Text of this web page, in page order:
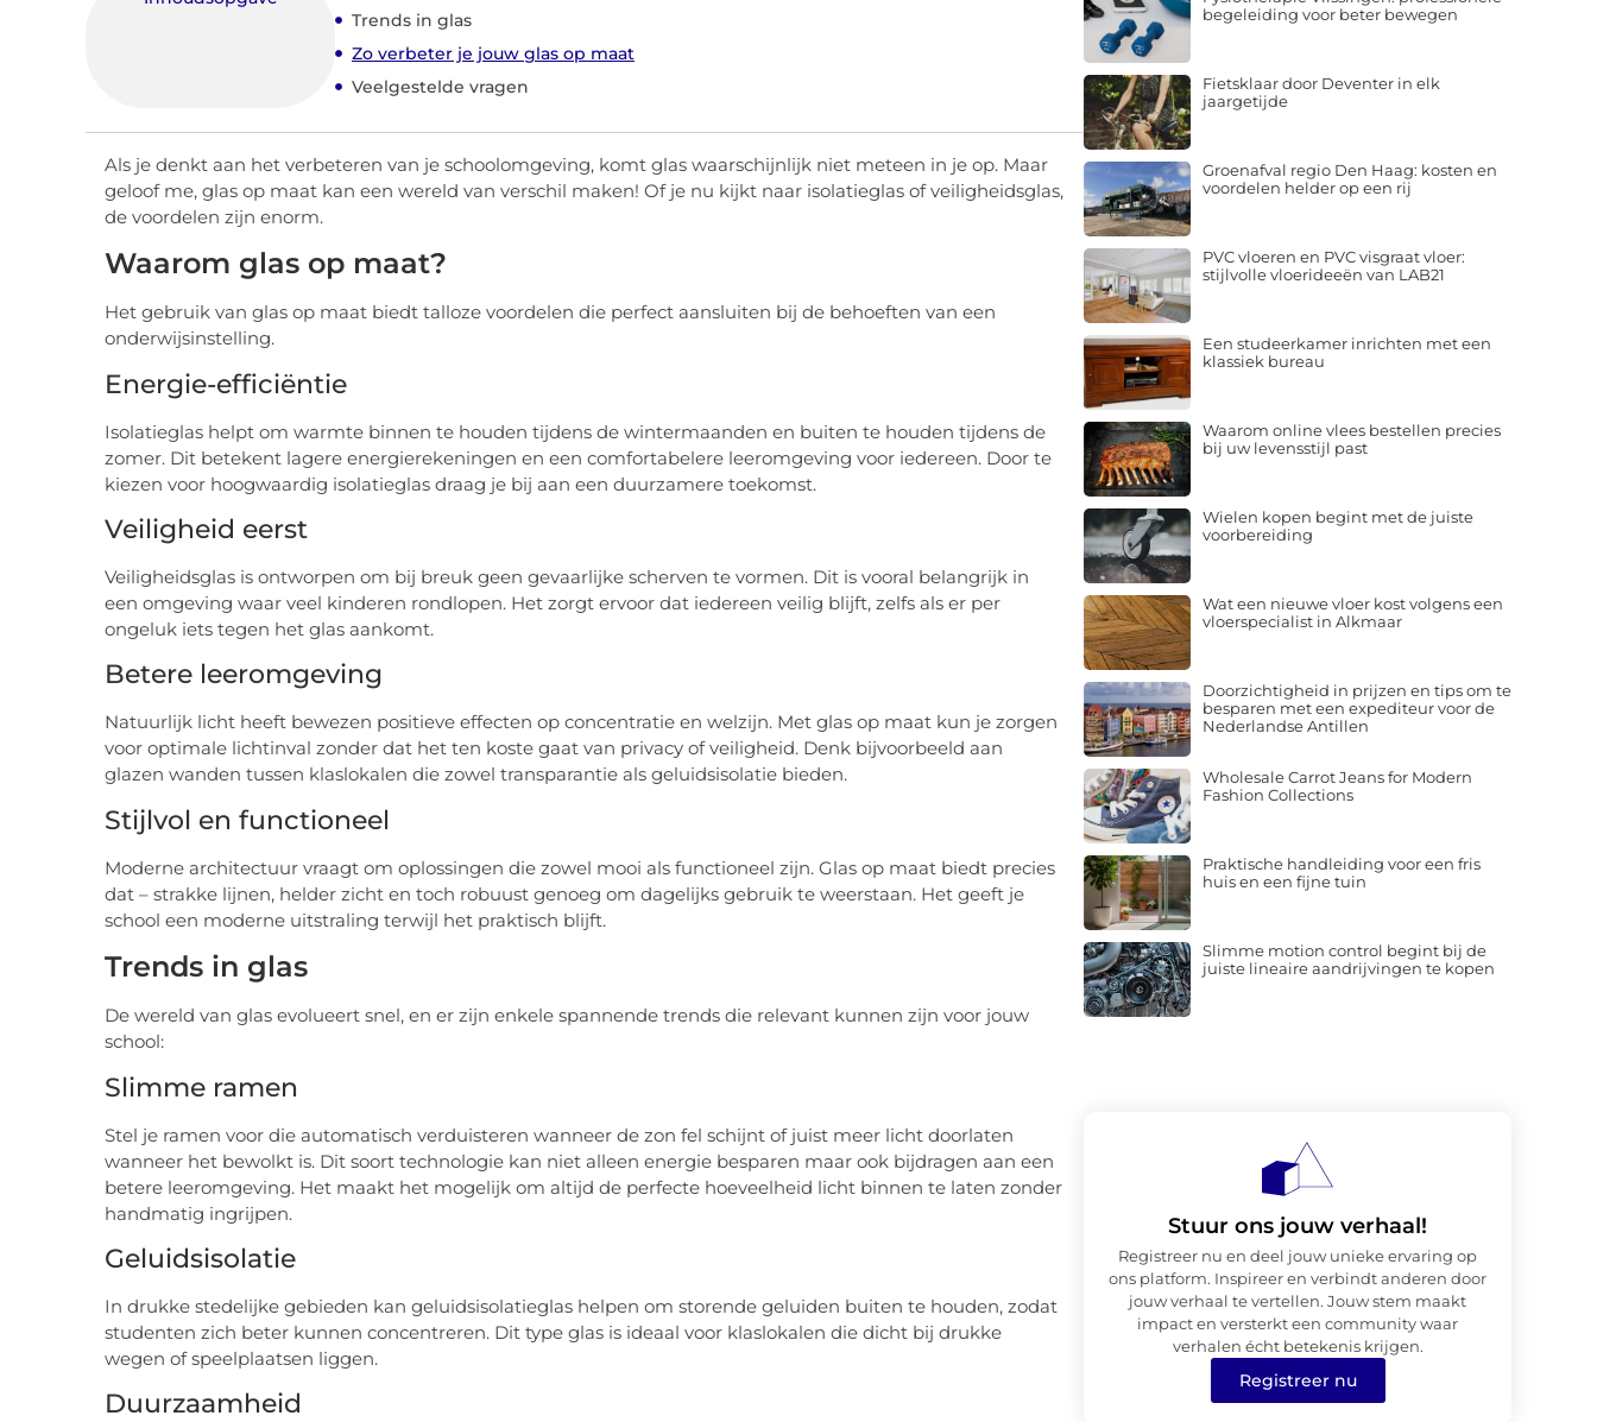
Trends in glas
Zo verbeter je jouw glas op maat
Veelgestelde vragen
Als je denkt aan het verbeteren van je schoolomgeving, komt glas waarschijnlijk niet meteen in je op. Maar
geloof me, glas op maat kan een wereld van verschil maken! Of je nu kijkt naar isolatieglas of veiligheidsglas,
de voordelen zijn enorm.
Waarom glas op maat?
Het gebruik van glas op maat biedt talloze voordelen die perfect aansluiten bij de behoeften van een
onderwijsinstelling.
Energie-efficiëntie
Isolatieglas helpt om warmte binnen te houden tijdens de wintermaanden en buiten te houden tijdens de
zomer. Dit betekent lagere energierekeningen en een comfortabelere leeromgeving voor iedereen. Door te
kiezen voor hoogwaardig isolatieglas draag je bij aan een duurzamere toekomst.
Veiligheid eerst
Veiligheidsglas is ontworpen om bij breuk geen gevaarlijke scherven te vormen. Dit is vooral belangrijk in
een omgeving waar veel kinderen rondlopen. Het zorgt ervoor dat iedereen veilig blijft, zelfs als er per
ongeluk iets tegen het glas aankomt.
Betere leeromgeving
Natuurlijk licht heeft bewezen positieve effecten op concentratie en welzijn. Met glas op maat kun je zorgen
voor optimale lichtinval zonder dat het ten koste gaat van privacy of veiligheid. Denk bijvoorbeeld aan
glazen wanden tussen klaslokalen die zowel transparantie als geluidsisolatie bieden.
Stijlvol en functioneel
Moderne architectuur vraagt om oplossingen die zowel mooi als functioneel zijn. Glas op maat biedt precies
dat – strakke lijnen, helder zicht en toch robuust genoeg om dagelijks gebruik te weerstaan. Het geeft je
school een moderne uitstraling terwijl het praktisch blijft.
Trends in glas
De wereld van glas evolueert snel, en er zijn enkele spannende trends die relevant kunnen zijn voor jouw
school:
Slimme ramen
Stel je ramen voor die automatisch verduisteren wanneer de zon fel schijnt of juist meer licht doorlaten
wanneer het bewolkt is. Dit soort technologie kan niet alleen energie besparen maar ook bijdragen aan een
betere leeromgeving. Het maakt het mogelijk om altijd de perfecte hoeveelheid licht binnen te laten zonder
handmatig ingrijpen.
Geluidsisolatie
In drukke stedelijke gebieden kan geluidsisolatieglas helpen om storende geluiden buiten te houden, zodat
studenten zich beter kunnen concentreren. Dit type glas is ideaal voor klaslokalen die dicht bij drukke
wegen of speelplaatsen liggen.
Duurzaamheid
begeleiding voor beter bewegen
Fietsklaar door Deventer in elk
jaargetijde
Groenafval regio Den Haag: kosten en
voordelen helder op een rij
PVC vloeren en PVC visgraat vloer:
stijlvolle vloerideeën van LAB21
Een studeerkamer inrichten met een
klassiek bureau
Waarom online vlees bestellen precies
bij uw levensstijl past
Wielen kopen begint met de juiste
voorbereiding
Wat een nieuwe vloer kost volgens een
vloerspecialist in Alkmaar
Doorzichtigheid in prijzen en tips om te
besparen met een expediteur voor de
Nederlandse Antillen
Wholesale Carrot Jeans for Modern
Fashion Collections
Praktische handleiding voor een fris
huis en een fijne tuin
Slimme motion control begint bij de
juiste lineaire aandrijvingen te kopen
Stuur ons jouw verhaal!
Registreer nu en deel jouw unieke ervaring op
ons platform. Inspireer en verbindt anderen door
jouw verhaal te vertellen. Jouw stem maakt
impact en versterkt een community waar
verhalen écht betekenis krijgen.
Registreer nu